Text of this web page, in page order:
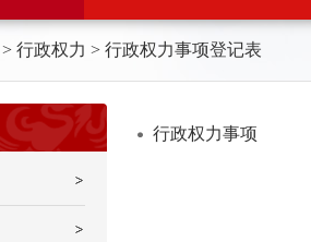
> 行政权力 > 行政权力事项登记表
行政权力事项